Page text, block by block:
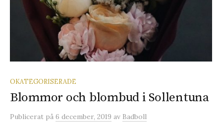
OKATEGORISERADE
Blommor och blombud i Sollentuna
Publicerat på 6 december, 2019 av Badboll